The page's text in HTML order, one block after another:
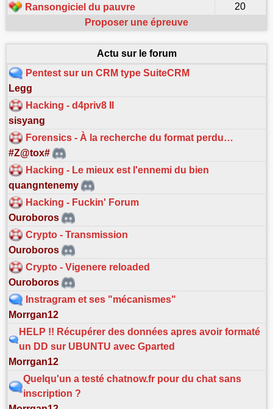
Ransongiciel du pauvre
20
Proposer une épreuve
Actu sur le forum
Pentest sur un CRM type SuiteCRM
Legg
Hacking - d4priv8 II
sisyang
Forensics - À la recherche du format perdu…
#Z@tox#
Hacking - Le mieux est l'ennemi du bien
quangntenemy
Hacking - Fuckin' Forum
Ouroboros
Crypto - Transmission
Ouroboros
Crypto - Vigenere reloaded
Ouroboros
Instragram et ses "mécanismes"
Morrgan12
HELP !! Récupérer des données apres avoir formaté
un DD sur UBUNTU avec Gparted
Morrgan12
Quelqu'un a testé chatnow.fr pour du chat sans
inscription ?